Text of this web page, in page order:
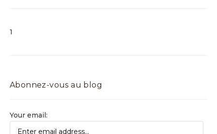
1
Abonnez-vous au blog
Your email: